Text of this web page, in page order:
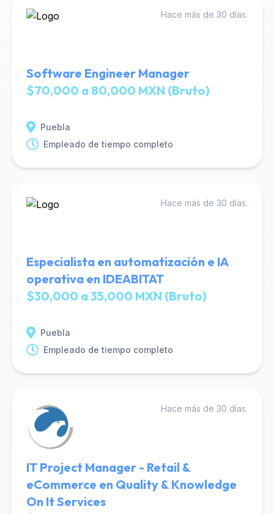
Hace más de 30 días.
Software Engineer Manager
$70,000 a 80,000 MXN (Bruto)
Puebla
Empleado de tiempo completo
Hace más de 30 días.
Especialista en automatización e IA
operativa en IDEABITAT
$30,000 a 35,000 MXN (Bruto)
Puebla
Empleado de tiempo completo
Hace más de 30 días.
IT Project Manager - Retail &
eCommerce en Quality & Knowledge
On It Services